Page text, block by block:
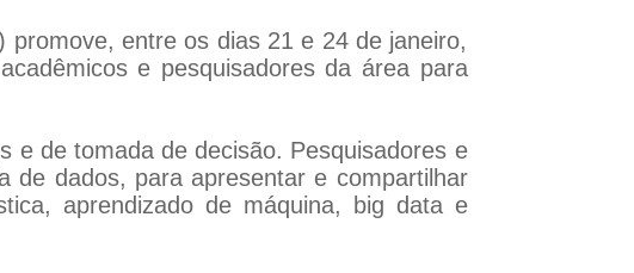
promove, entre os dias 21 e 24 de janeiro,
e pesquisadores da área para
e de tomada de decisão. Pesquisadores e
de dados, para apresentar e compartilhar
aprendizado de máquina, big data e